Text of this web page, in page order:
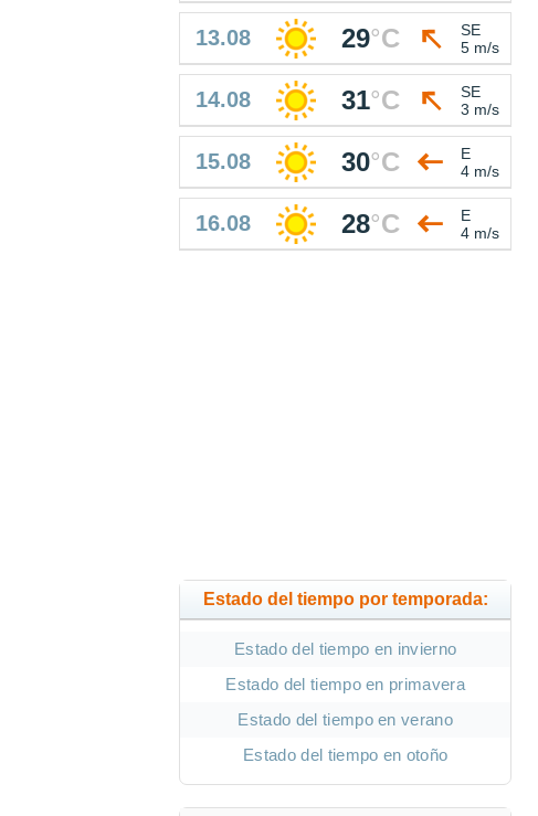
13.08 29°C
SE
5 m/s
14.08 31°C
SE
3 m/s
15.08 30°C
E
4 m/s
16.08 28°C
E
4 m/s
Estado del tiempo por temporada:
Estado del tiempo en invierno
Estado del tiempo en primavera
Estado del tiempo en verano
Estado del tiempo en otoño